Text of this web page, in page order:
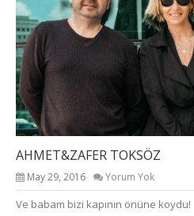
AHMET&ZAFER TOKSÖZ
May 29, 2016 Yorum Yok
Ve babam bizi kapının önüne koydu!